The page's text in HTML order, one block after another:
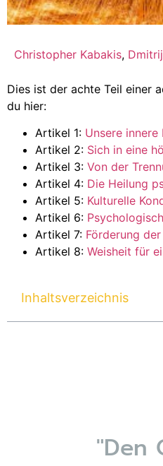
Christopher Kabakis,
Dies ist der achte Teil einer
du hier:
Artikel 1: Unsere
Artikel 2: Sich in eine
Artikel 3: Von der
Artikel 4: Die Heilung
Artikel 5: Kulturelle
Artikel 6:
Artikel 7: Förderung
Artikel 8: Weisheit für
Inhaltsverzeichnis
"Den